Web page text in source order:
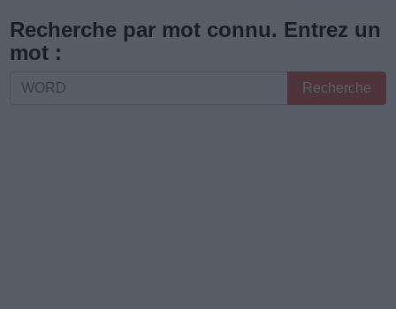
les
lettres
Recherche par mot connu. Entrez un
mot :
Recherche
Recherche